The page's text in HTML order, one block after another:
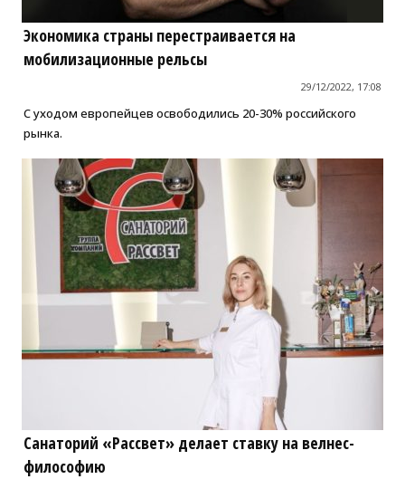
Экономика страны перестраивается на
мобилизационные рельсы
29/12/2022, 17:08
С уходом европейцев освободились 20-30% российского
рынка.
Санаторий «Рассвет» делает ставку на велнес-
философию